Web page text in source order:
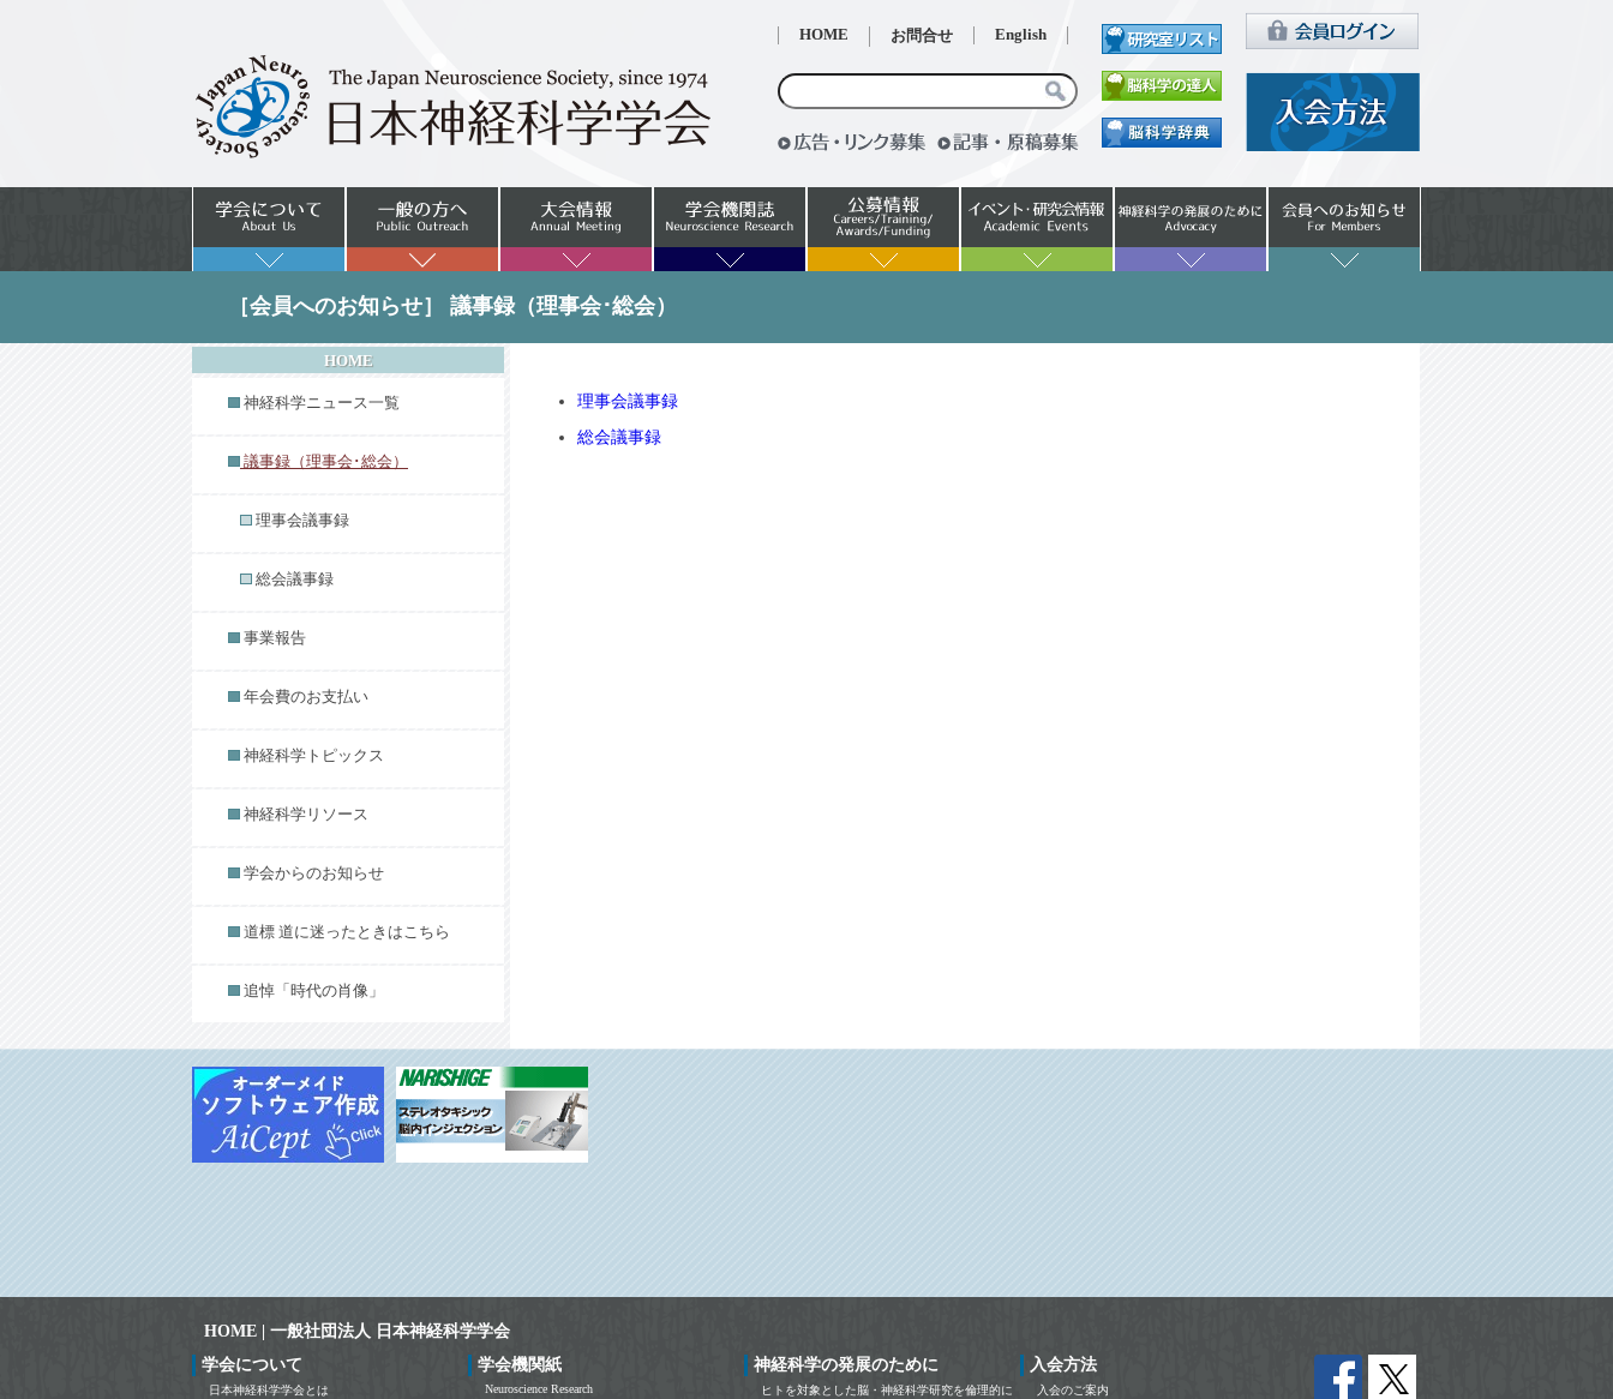
HOME お問合せ English
［会員へのお知らせ］ 議事録（理事会･総会）
HOME
神経科学ニュース一覧
議事録（理事会･総会）
理事会議事録
総会議事録
事業報告
年会費のお支払い
神経科学トピックス
神経科学リソース
学会からのお知らせ
道標 道に迷ったときはこちら
追悼「時代の肖像」
理事会議事録
総会議事録
HOME | 一般社団法人 日本神経科学学会
学会について
日本神経科学学会とは
学会機関紙
Neuroscience Research
神経科学の発展のために
ヒトを対象とした脳・神経科学研究を倫理的に
入会方法
入会のご案内